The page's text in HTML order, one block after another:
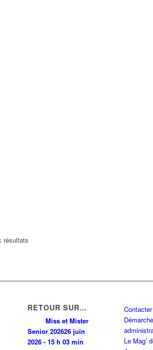
résultats
RETOUR SUR…
Miss et Mister
Senior 202626 juin
2026 - 15 h 03 min
Le Mag’